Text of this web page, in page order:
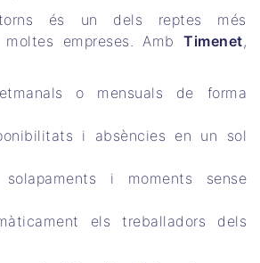
és un dels reptes més
empreses. Amb Timenet,
o mensuals de forma
i absències en un sol
solapaments i moments sense
els treballadors dels